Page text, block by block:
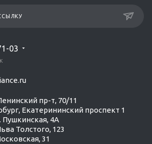
03
пр-т, 70/11
Екатерининский проспект 1
Пушкинская, 4А
Толстого, 123
31